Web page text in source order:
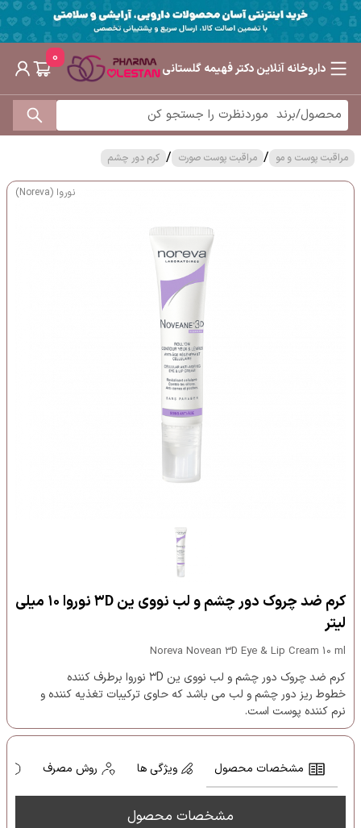
داروخانه آنلاین دکتر فهیمه گلستانی
0
مراقبت پوست و مو / مراقبت پوست صورت / کرم دور چشم
نوروا (Noreva)
کرم ضد چروک دور چشم و لب نووی ین ۳D نوروا ۱۰ میلی
لیتر
Noreva Novean 3D Eye & Lip Cream 10 ml
کرم ضد چروک دور چشم و لب نووی ین ۳D نوروا برطرف کننده
خطوط ریز دور چشم و لب می باشد که حاوی ترکیبات تغذیه کننده و
نرم کننده پوست است.
مشخصات محصول ویژگی ها روش مصرف
مشخصات محصول